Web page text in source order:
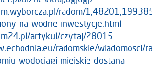
radom/
na-wodne-inwestycje.html
artykul/czytaj/28015
radomskie/wiadomosci/
wodociagi-miejskie-dostana-